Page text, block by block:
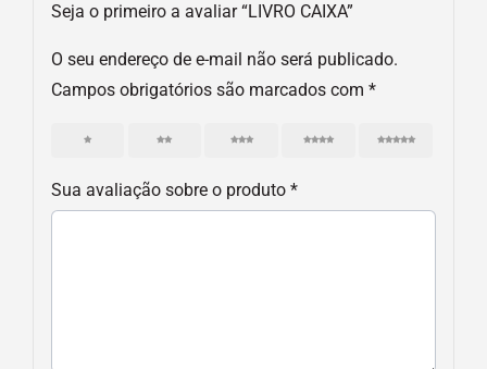
Seja o primeiro a avaliar “LIVRO CAIXA”
O seu endereço de e-mail não será publicado.
Campos obrigatórios são marcados com *
5
Sua avaliação sobre o produto *